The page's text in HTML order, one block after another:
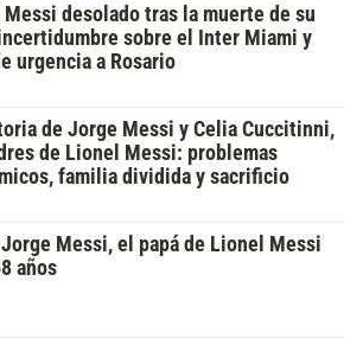
desolado tras la muerte de su
sobre el Inter Miami y
urgencia a Rosario
de Jorge Messi y Celia Cuccitinni,
de Lionel Messi: problemas
familia dividida y sacrificio
Messi, el papá de Lionel Messi
años